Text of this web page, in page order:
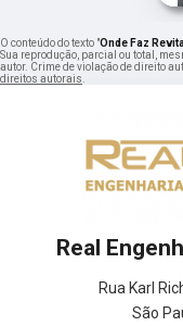
O conteúdo do texto "Onde Faz
Sua reprodução, parcial ou total,
autor. Crime de violação de direito
direitos autorais
Real
Rua Karl
São